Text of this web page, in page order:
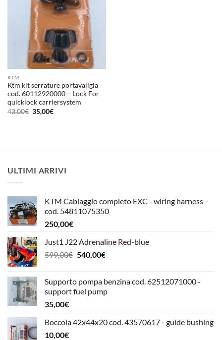
KTM
Ktm kit serrature portavaligia
cod. 60112920000 – Lock For
quicklock carriersystem
43,00€ Il
prezzo
35,00€Il
ULTIMI ARRIVI
KTM Cablaggio completo EXC - wiring harness -
cod. 54811075350
250,00€
Just1 J22 Adrenaline Red-blue
599,00€ Il
era:
599,00€.
540,00€Il
è:
540,00€.
Supporto pompa benzina cod. 62512071000 -
support fuel pump
35,00€
Boccola 42x44x20 cod. 43570617 - guide bushing
10,00€